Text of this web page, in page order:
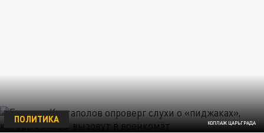
КОЛЛАЖ ЦАРЬГРАДА
ПОЛИТИКА